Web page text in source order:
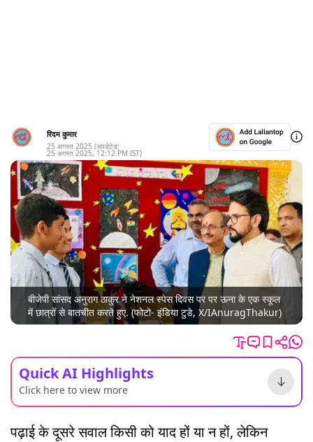
रिदम कुमार
25 अगस्त 2025 (अपडेटेड:
25 अगस्त 2025, 12:12 PM IST)
बीजेपी सांसद अनुराग ठाकुर ने नेशनल स्पेस दिवस पर पर ऊना के एक स्कूल
में छात्रों से बातचीत करते हुए. (फोटो- इंडिया टुडे, X/IAnuragThakur)
Quick AI Highlights
Click here to view more
पढ़ाई के दूसरे सवाल किसी को याद हों या न हों, लेकिन